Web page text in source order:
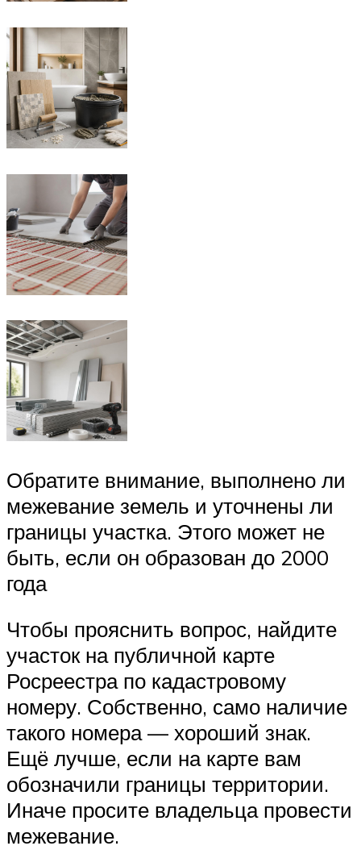
Обратите внимание, выполнено ли
межевание земель и уточнены ли
границы участка. Этого может не
быть, если он образован до 2000
года
Чтобы прояснить вопрос, найдите
участок на публичной карте
Росреестра по кадастровому
номеру. Собственно, само наличие
такого номера — хороший знак.
Ещё лучше, если на карте вам
обозначили границы территории.
Иначе просите владельца провести
межевание.